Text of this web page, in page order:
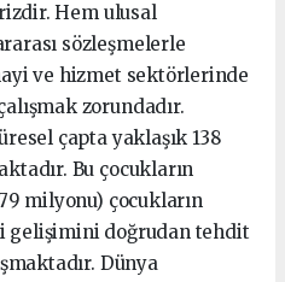
Hem ulusal
sözleşmelerle
ve hizmet sektörlerinde
zorundadır.
çapta yaklaşık 138
Bu çocukların
milyonu) çocukların
gelişimini doğrudan tehdit
Dünya